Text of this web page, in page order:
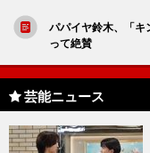
パパイヤ鈴木、「
って絶賛
芸能ニュース